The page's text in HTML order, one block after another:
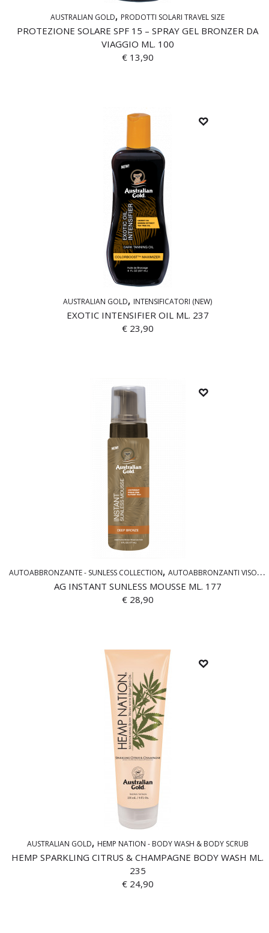
AUSTRALIAN GOLD PRODOTTI SOLARI TRAVEL SIZE
PROTEZIONE SOLARE SPF 15 – SPRAY GEL BRONZER DA
VIAGGIO ML. 100
€13,90
AUSTRALIAN GOLD INTENSIFICATORI (NEW)
EXOTIC INTENSIFIER OIL ML. 237
€23,90
AUTOABBRONZANTE - SUNLESS COLLECTION AUTOABBRONZANTI VISO & CORPO
AG INSTANT SUNLESS MOUSSE ML. 177
€28,90
AUSTRALIAN GOLD HEMP NATION - BODY WASH & BODY SCRUB
HEMP SPARKLING CITRUS & CHAMPAGNE BODY WASH ML.
235
€24,90